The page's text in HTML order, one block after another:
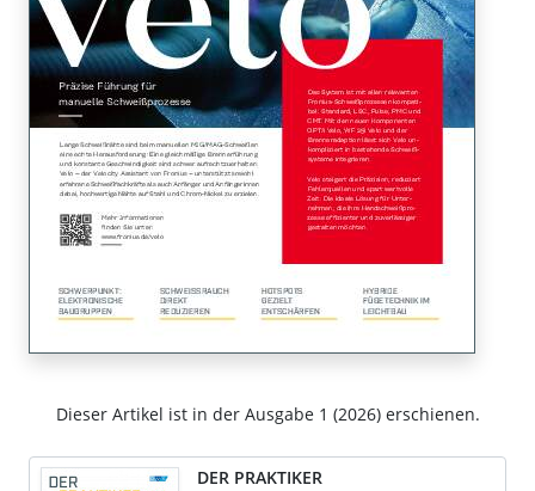
Dieser Artikel ist in der Ausgabe 1 (2026) erschienen.
DER PRAKTIKER